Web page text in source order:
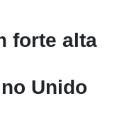
forte alta
Unido